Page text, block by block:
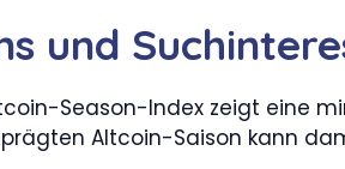
und
Season-Index zeigt eine
Altcoin-Saison kann